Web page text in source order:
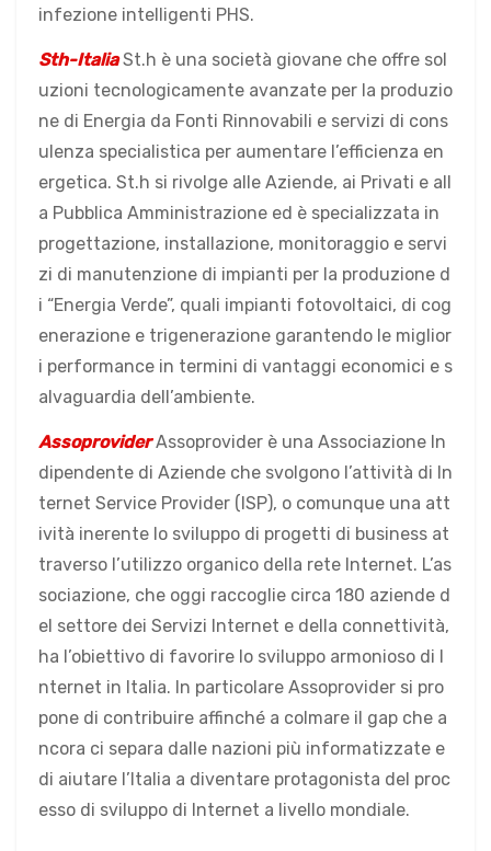
infezione intelligenti PHS.
Sth-ItaliaSt.h è una società giovane che offre sol
uzioni tecnologicamente avanzate per la produzio
ne di Energia da Fonti Rinnovabili e servizi di cons
ulenza specialistica per aumentare l’efficienza en
ergetica. St.h si rivolge alle Aziende, ai Privati e all
a Pubblica Amministrazione ed è specializzata in
progettazione, installazione, monitoraggio e servi
zi di manutenzione di impianti per la produzione d
i “Energia Verde”, quali impianti fotovoltaici, di cog
enerazione e trigenerazione garantendo le miglior
i performance in termini di vantaggi economici e s
alvaguardia dell’ambiente.
AssoproviderAssoprovider è una Associazione In
dipendente di Aziende che svolgono l’attività di In
ternet Service Provider (ISP), o comunque una att
ività inerente lo sviluppo di progetti di business at
traverso l’utilizzo organico della rete Internet. L’as
sociazione, che oggi raccoglie circa 180 aziende d
el settore dei Servizi Internet e della connettività,
ha l’obiettivo di favorire lo sviluppo armonioso di I
nternet in Italia. In particolare Assoprovider si pro
pone di contribuire affinché a colmare il gap che a
ncora ci separa dalle nazioni più informatizzate e
di aiutare l’Italia a diventare protagonista del proc
esso di sviluppo di Internet a livello mondiale.